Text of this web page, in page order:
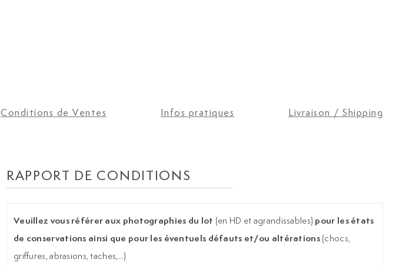
Conditions de Ventes Infos pratiques Livraison / Shipping
RAPPORT DE CONDITIONS
Veuillez vous référer aux photographies du lot (en HD et agrandissables) pour les états
de conservations ainsi que pour les éventuels défauts et/ou altérations(chocs,
griffures, abrasions, taches,...)